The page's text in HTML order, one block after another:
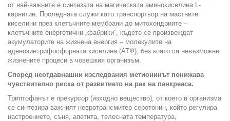
от най-важните е синтезата на магическата аминокиселина L-
карнитин. Последната служи като транспортьор на мастните
киселини през клетъчните мембрани до митохондриите –
клетъчните енергетични „фабрики”, където се произвеждат
акумулаторите на жизнена енергия – молекулите на
аденозинтрифосфорната киселина (АТФ), без която са невъзможни
жизнените процеси в човешкия организъм.
Според неотдавнашни изследвания метионинът понижава
чувствително риска от развитието на рак на панкреаса.
Триптофанът е прекурсор (изходно вещество), от което в организма
се синтезира важният невротрансмитер серотонин, който регулира
настроението, съня, апетита, телесната температура,